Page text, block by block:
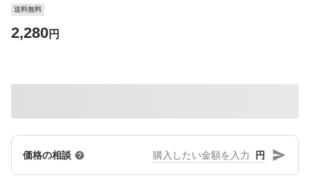
送料無料
2,280円
価格の相談 円